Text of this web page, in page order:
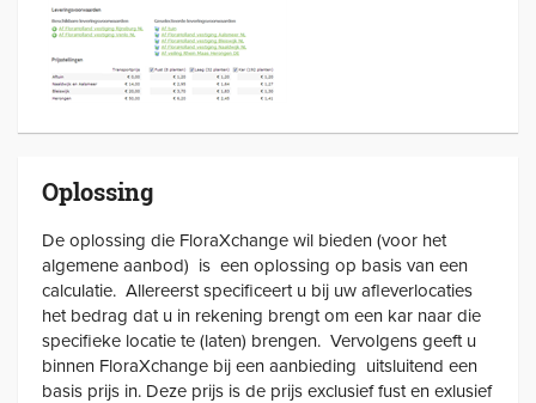
Oplossing
De oplossing die FloraXchange wil bieden (voor het
algemene aanbod) is een oplossing op basis van een
calculatie. Allereerst specificeert u bij uw afleverlocaties
het bedrag dat u in rekening brengt om een kar naar die
specifieke locatie te (laten) brengen. Vervolgens geeft u
binnen FloraXchange bij een aanbieding uitsluitend een
basis prijs in. Deze prijs is de prijs exclusief fust en exlusief